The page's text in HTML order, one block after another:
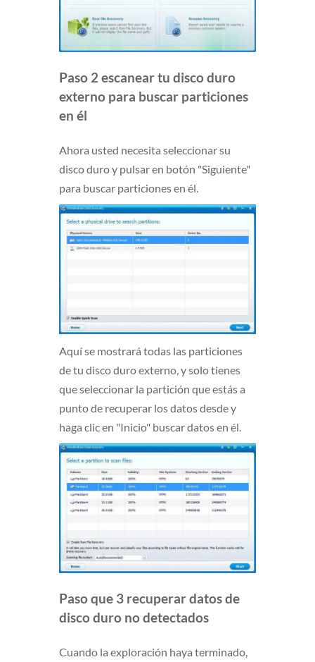
Paso 2 escanear tu disco duro
externo para buscar particiones
en él
Ahora usted necesita seleccionar su
disco duro y pulsar en botón "Siguiente"
para buscar particiones en él.
Aquí se mostrará todas las particiones
de tu disco duro externo, y solo tienes
que seleccionar la partición que estás a
punto de recuperar los datos desde y
haga clic en "Inicio" buscar datos en él.
Paso que 3 recuperar datos de
disco duro no detectados
Cuando la exploración haya terminado,